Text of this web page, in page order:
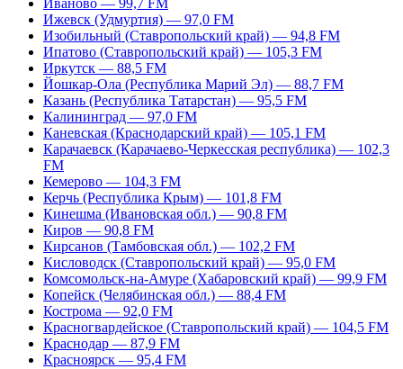
Иваново — 99,7 FM
Ижевск (Удмуртия) — 97,0 FM
Изобильный (Ставропольский край) — 94,8 FM
Ипатово (Ставропольский край) — 105,3 FM
Иркутск — 88,5 FM
Йошкар-Ола (Республика Марий Эл) — 88,7 FM
Казань (Республика Татарстан) — 95,5 FM
Калининград — 97,0 FM
Каневская (Краснодарский край) — 105,1 FM
Карачаевск (Карачаево-Черкесская республика) — 102,3
FM
Кемерово — 104,3 FM
Керчь (Республика Крым) — 101,8 FM
Кинешма (Ивановская обл.) — 90,8 FM
Киров — 90,8 FM
Кирсанов (Тамбовская обл.) — 102,2 FM
Кисловодск (Ставропольский край) — 95,0 FM
Комсомольск-на-Амуре (Хабаровский край) — 99,9 FM
Копейск (Челябинская обл.) — 88,4 FM
Кострома — 92,0 FM
Красногвардейское (Ставропольский край) — 104,5 FM
Краснодар — 87,9 FM
Красноярск — 95,4 FM